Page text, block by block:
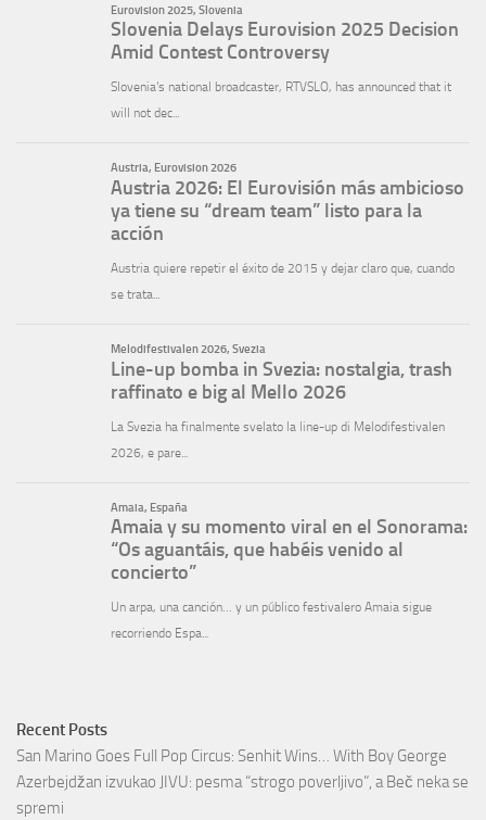
Recent Posts
San Marino Goes Full Pop Circus: Senhit Wins… With Boy George
Azerbejdžan izvukao JIVU: pesma “strogo poverljivo”, a Beč neka se
spremi